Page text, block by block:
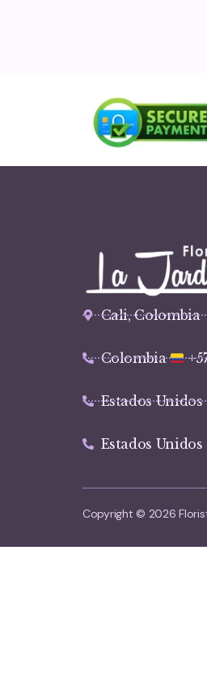
Cali, Colombia
Colombia
Estados Unidos
Estados Unidos
Copyright © 2026